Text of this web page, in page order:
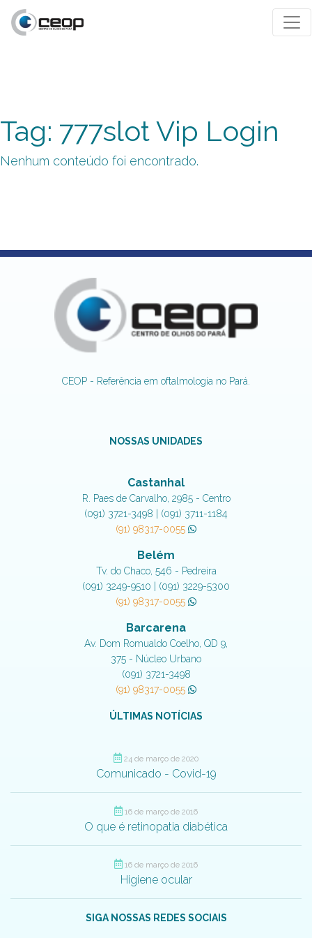
Tag: 777slot Vip Login
Nenhum conteúdo foi encontrado.
CEOP - Referência em oftalmologia no Pará.
NOSSAS UNIDADES
Castanhal
R. Paes de Carvalho, 2985 - Centro
(091) 3721-3498 | (091) 3711-1184
(91) 98317-0055
Belém
Tv. do Chaco, 546 - Pedreira
(091) 3249-9510 | (091) 3229-5300
(91) 98317-0055
Barcarena
Av. Dom Romualdo Coelho, QD 9,
375 - Núcleo Urbano
(091) 3721-3498
(91) 98317-0055
ÚLTIMAS NOTÍCIAS
24 de março de 2020
Comunicado - Covid-19
16 de março de 2016
O que é retinopatia diabética
16 de março de 2016
Higiene ocular
SIGA NOSSAS REDES SOCIAIS